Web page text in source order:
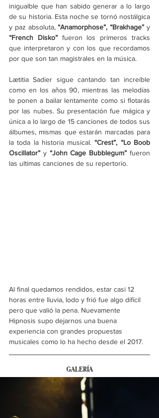
inigualble que han sabido generar a lo largo
de su historia. Esta noche se tornó nostálgica
y paz absoluta, “Anamorphose”, “Brakhage”
“French Disko” fueron los primeros tracks
que interpretaron y con los que recordamos
por que son tan magistrales en la música.
Lætitia Sadier sigue cantando tan increíble
como en los años 90, mientras las melodías
te ponen a bailar lentamente como si flotarás
por las nubes. Su presentación fue mágica y
única a lo largo de 15 canciones de todos sus
álbumes, mismas que estarán marcadas para
la toda la historia musical. “Crest”, “Lo Boob
Oscillator” y “John Cage Bubblegum” fueron
las ultimas canciones de su repertorio.
Al final quedamos rendidos, estar casi 12
horas entre lluvia, lodo y frió fue algo difícil
pero que valió la pena. Nuevamente
Hipnosis supo dejarnos una buena
experiencia con grandes propuestas
musicales como lo ha hecho desde el 2017.
GALERÍA